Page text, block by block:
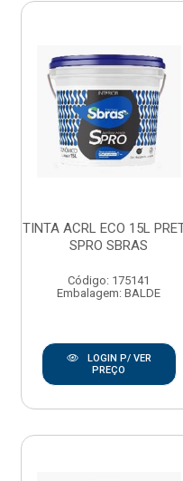
TINTA ACRL ECO 15L
SPRO SBRAS
Código: 175141
Embalagem: BALDE
LOGIN P/ VER
PREÇO